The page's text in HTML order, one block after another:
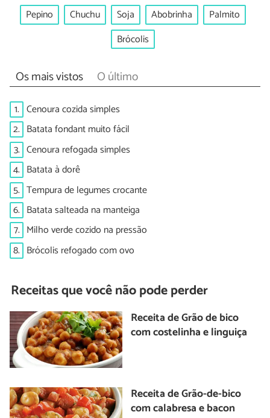
Pepino Chuchu Soja Abobrinha
Palmito
Brócolis
Os mais vistos O último
1. Cenoura cozida simples
2. Batata fondant muito fácil
3. Cenoura refogada simples
4. Batata à dorê
5. Tempura de legumes crocante
6. Batata salteada na manteiga
7. Milho verde cozido na pressão
8. Brócolis refogado com ovo
Receitas que você não pode perder
Receita de Grão de bico
com costelinha e linguiça
Receita de Grão-de-bico
com calabresa e bacon